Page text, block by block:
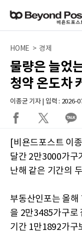
HOME > 경제
물량은 늘었
청약 온도차
이종균 기자 | 입력 : 2026-
[비욘드포스트 이
달간 2만3000가구
난해 같은 기간의
부동산인포는 올
을 2만3485가구로
기간 1만1892가구